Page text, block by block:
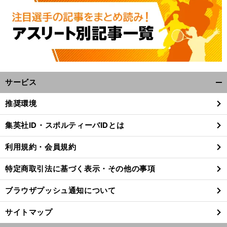
中 」
前
サービス
閉
る
推奨環境
集英社ID・スポルティーバIDとは
利用規約・会員規約
特定商取引法に基づく表示・その他の事項
ブラウザプッシュ通知について
サイトマップ